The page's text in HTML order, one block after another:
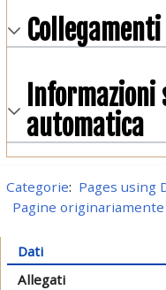
automatica
Categorie: Pages using
Pagine
Dati
Allegati